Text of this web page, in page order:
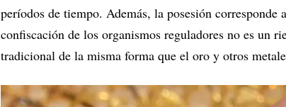
períodos de tiempo. Además, la posesión
confiscación de los organismos reguladores no es un
tradicional de la misma forma que el oro y otros